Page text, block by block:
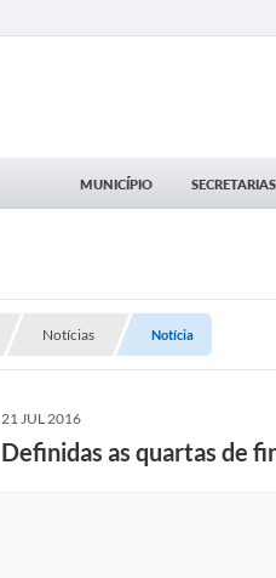
MUNICÍPIO SECRETARIAS
Notícias Notícia
21 JUL 2016
Definidas as quartas de